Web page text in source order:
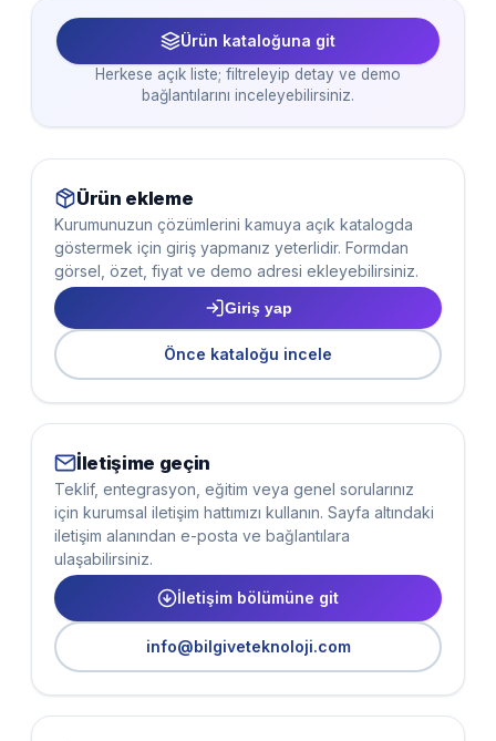
Ürün kataloğuna git
Herkese açık liste; filtreleyip detay ve demo
bağlantılarını inceleyebilirsiniz.
Ürün ekleme
Kurumunuzun çözümlerini kamuya açık katalogda
göstermek için giriş yapmanız yeterlidir. Formdan
görsel, özet, fiyat ve demo adresi ekleyebilirsiniz.
Giriş yap
Önce kataloğu incele
İletişime geçin
Teklif, entegrasyon, eğitim veya genel sorularınız
için kurumsal iletişim hattımızı kullanın. Sayfa altındaki
iletişim alanından e-posta ve bağlantılara
ulaşabilirsiniz.
İletişim bölümüne git
info@bilgiveteknoloji.com